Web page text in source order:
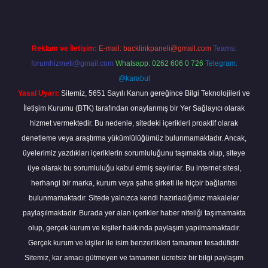
Reklam ve İletişim: E-mail: backlinkpaneli@gmail.com Teams:
forumhizmeti@gmail.com Whatsapp: 0262 606 0 726 Telegram:
@karabul
Yasal Uyarı: Sitemiz, 5651 Sayılı Kanun gereğince Bilgi Teknolojileri ve
İletişim Kurumu (BTK) tarafından onaylanmış bir Yer Sağlayıcı olarak
hizmet vermektedir. Bu nedenle, sitedeki içerikleri proaktif olarak
denetleme veya araştırma yükümlülüğümüz bulunmamaktadır. Ancak,
üyelerimiz yazdıkları içeriklerin sorumluluğunu taşımakta olup, siteye
üye olarak bu sorumluluğu kabul etmiş sayılırlar. Bu internet sitesi,
herhangi bir marka, kurum veya şahıs şirketi ile hiçbir bağlantısı
bulunmamaktadır. Sitede yalnızca kendi hazırladığımız makaleler
paylaşılmaktadır. Burada yer alan içerikler haber niteliği taşımamakta
olup, gerçek kurum ve kişiler hakkında paylaşım yapılmamaktadır.
Gerçek kurum ve kişiler ile isim benzerlikleri tamamen tesadüfidir.
Sitemiz, kar amacı gütmeyen ve tamamen ücretsiz bir bilgi paylaşım